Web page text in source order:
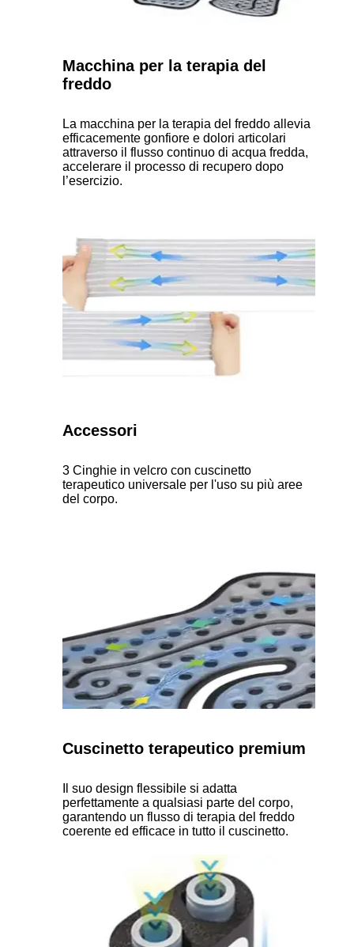
Macchina per la terapia del
freddo
La macchina per la terapia del freddo allevia
efficacemente gonfiore e dolori articolari
attraverso il flusso continuo di acqua fredda,
accelerare il processo di recupero dopo
l’esercizio.
Accessori
3 Cinghie in velcro con cuscinetto
terapeutico universale per l'uso su più aree
del corpo.
Cuscinetto terapeutico premium
Il suo design flessibile si adatta
perfettamente a qualsiasi parte del corpo,
garantendo un flusso di terapia del freddo
coerente ed efficace in tutto il cuscinetto.